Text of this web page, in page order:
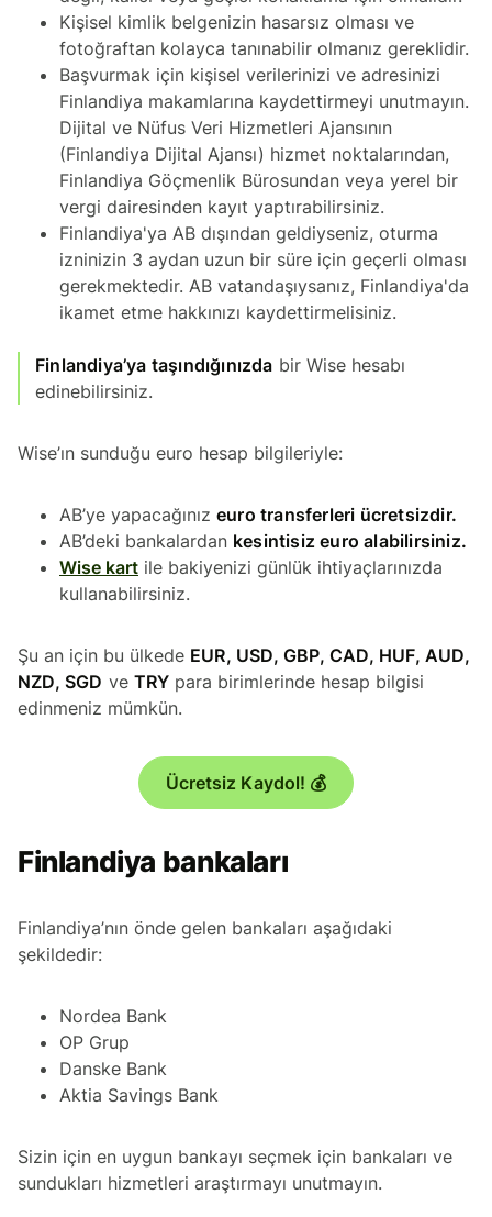
Kişisel kimlik belgenizin hasarsız olması ve
fotoğraftan kolayca tanınabilir olmanız gereklidir.
Başvurmak için kişisel verilerinizi ve adresinizi
Finlandiya makamlarına kaydettirmeyi unutmayın.
Dijital ve Nüfus Veri Hizmetleri Ajansının
(Finlandiya Dijital Ajansı) hizmet noktalarından,
Finlandiya Göçmenlik Bürosundan veya yerel bir
vergi dairesinden kayıt yaptırabilirsiniz.
Finlandiya'ya AB dışından geldiyseniz, oturma
izninizin 3 aydan uzun bir süre için geçerli olması
gerekmektedir. AB vatandaşıysanız, Finlandiya'da
ikamet etme hakkınızı kaydettirmelisiniz.
Finlandiya’ya taşındığınızda bir Wise hesabı
edinebilirsiniz.
Wise’ın sunduğu euro hesap bilgileriyle:
AB’ye yapacağınız euro transferleri ücretsizdir.
AB’deki bankalardan kesintisiz euro alabilirsiniz.
Wise kart ile bakiyenizi günlük ihtiyaçlarınızda
kullanabilirsiniz.
Şu an için bu ülkede EUR, USD, GBP, CAD, HUF, AUD,
NZD, SGD ve TRY para birimlerinde hesap bilgisi
edinmeniz mümkün.
Ücretsiz Kaydol! 💰
Finlandiya bankaları
Finlandiya’nın önde gelen bankaları aşağıdaki
şekildedir:
Nordea Bank
OP Grup
Danske Bank
Aktia Savings Bank
Sizin için en uygun bankayı seçmek için bankaları ve
sundukları hizmetleri araştırmayı unutmayın.